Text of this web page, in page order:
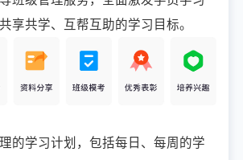
享共学、互帮互助的学习目标。
的学习计划，包括每日、每周的学